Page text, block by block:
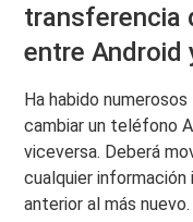
transferencia
entre Android
Ha habido
cambiar un teléfono
viceversa. Deberá
cualquier
anterior al más nuevo.